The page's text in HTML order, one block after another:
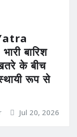
बारिश
के बीच
रूप से
Jul 20, 2026